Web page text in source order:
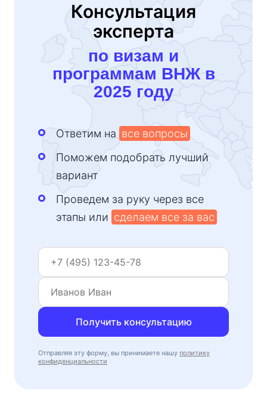
Консультация
эксперта
по визам и
программам ВНЖ в
2025 году
Ответим на все вопросы
Поможем подобрать лучший
вариант
Проведем за руку через все
этапы или сделаем все за вас
Получить консультацию
Отправляя эту форму, вы принимаете нашу политику
конфиденциальности